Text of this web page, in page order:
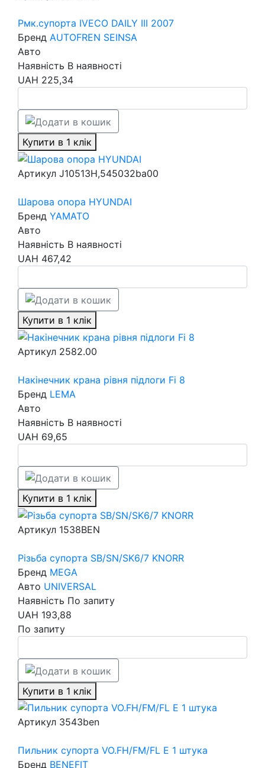
Рмк.супорта IVECO DAILY III 2007
Бренд AUTOFREN SEINSA
Авто
Наявність В наявності
UAH 225,34
Купити в 1 клік
Артикул J10513H,545032ba00
Шарова опора HYUNDAI
Бренд YAMATO
Авто
Наявність В наявності
UAH 467,42
Купити в 1 клік
Артикул 2582.00
Накінечник крана рівня підлоги Fi 8
Бренд LEMA
Авто
Наявність В наявності
UAH 69,65
Купити в 1 клік
Артикул 1538BEN
Різьба супорта SB/SN/SK6/7 KNORR
Бренд MEGA
Авто UNIVERSAL
Наявність По запиту
UAH 193,88
По запиту
Купити в 1 клік
Артикул 3543ben
Пильник супорта VO.FH/FM/FL E 1 штука
Бренд BENEFIT